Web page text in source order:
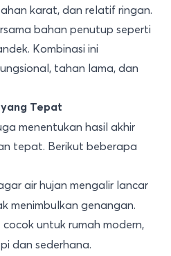
karat, dan relatif ringan.
bahan penutup seperti
Kombinasi ini
tahan lama, dan
Tepat
menentukan hasil akhir
tepat. Berikut beberapa
air hujan mengalir lancar
menimbulkan genangan.
cocok untuk rumah modern,
dan sederhana.